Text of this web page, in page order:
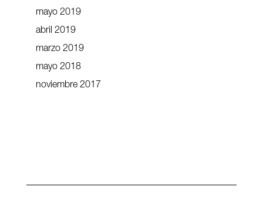
mayo 2019
abril 2019
marzo 2019
mayo 2018
noviembre 2017